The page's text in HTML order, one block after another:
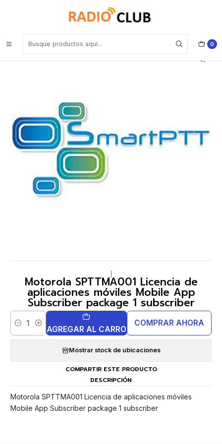
0
Motorola SPTTMA001 Licencia de aplicaciones móviles Mobile App
Subscriber package 1 subscriber
Motorola SPTTMA001 Licencia de
aplicaciones móviles Mobile App
Subscriber package 1 subscriber
Cantidad AGREGAR AL CARRO
COMPRAR AHORA
Mostrar stock de ubicaciones
COMPARTIR ESTE PRODUCTO
DESCRIPCIÓN
Motorola SPTTMA001 Licencia de aplicaciones móviles
Mobile App Subscriber package 1 subscriber